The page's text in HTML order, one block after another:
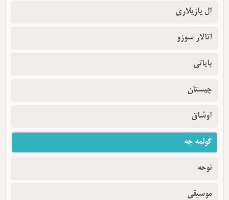
ال یازیلاری
آتالار سوزو
بایاتی
چیستان
اوشاق
گولمه جه
نوحه
موسیقی